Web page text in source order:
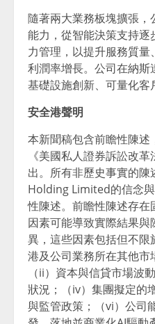
隨著兩大業務板塊擴張
能力，從智能決策支持
力管理，以提升服務質
利潤率增長。公司在納
基礎設施創新、可量化客
安全港聲明
本新聞稿包含前瞻性陳
《美國私人證券訴訟改
出。所有非歷史事實的
Holding Limited的信念
性陳述。前瞻性陳述存
因素可能導致實際結果
異，這些因素包括但不
港及公司業務所在其他市
（ii）資本與信貸市場波
狀況；（iv）集團擬定的
與監管政策；（vi）公司